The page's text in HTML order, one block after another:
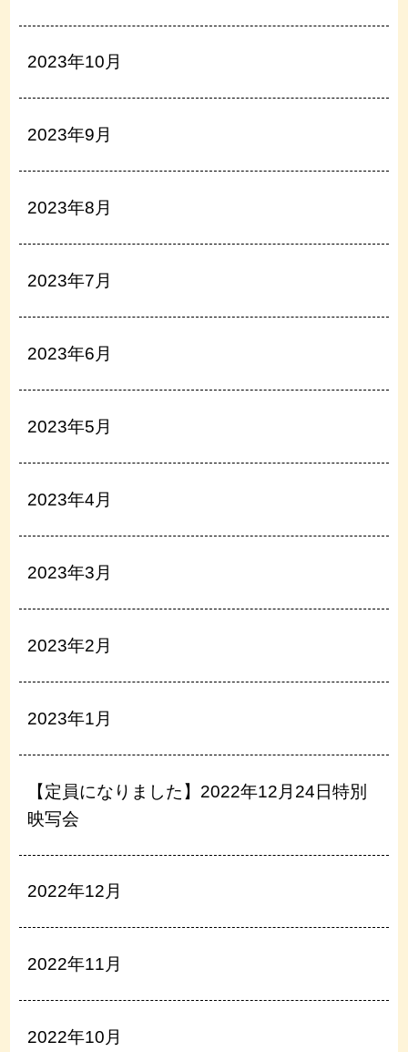
2023年10月
2023年9月
2023年8月
2023年7月
2023年6月
2023年5月
2023年4月
2023年3月
2023年2月
2023年1月
【定員になりました】2022年12月24日特別
映写会
2022年12月
2022年11月
2022年10月